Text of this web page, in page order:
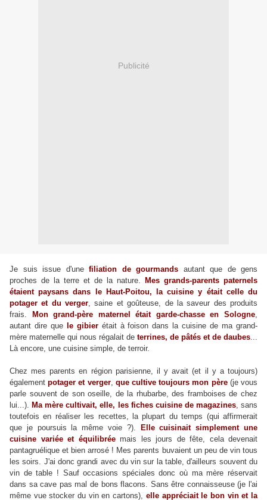
Publicité
Je suis issue d'une filiation de gourmands autant que de gens
proches de la terre et de la nature.
Mes grands-parents paternels
étaient paysans dans le Haut-Poitou,
la cuisine y était celle du
potager et du verger, saine et goûteuse, de la saveur des produits
frais.
Mon grand-père maternel était garde-chasse en Sologne,
autant dire que
le gibierétait à foison dans la cuisine de ma grand-
mère maternelle qui nous régalait de terrines, de pâtés et de daubes...
Là encore, une cuisine simple, de terroir.
Chez mes parents en région parisienne, il y avait (et il y a toujours)
égalementpotager et verger, que cultive toujours mon père(je vous
parle souvent de son oseille, de la rhubarbe, des framboises de chez
lui...). Ma mère cultivait, elle, les fiches cuisine de magazines, sans
toutefois en réaliser les recettes, la plupart du temps (qui affirmerait
que je poursuis la même voie ?).
Elle cuisinait simplement une
cuisine variée et équilibréemais les jours de fête, cela devenait
pantagruélique et bien arrosé ! Mes parents buvaient un peu de vin tous
les soirs. J'ai donc grandi avec du vin sur la table, d'ailleurs souvent du
vin de table ! Sauf occasions spéciales donc où ma mère réservait
dans sa cave pas mal de bons flacons. Sans être connaisseuse (je l'ai
même vue stocker du vin en cartons), elle appréciait le bon vin et la